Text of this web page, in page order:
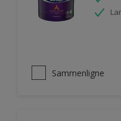
Sammenligne